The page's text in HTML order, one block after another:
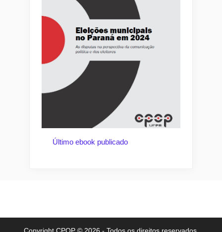
Último ebook publicado
Copyright CPOP © 2026 - Todos os direitos reservados.